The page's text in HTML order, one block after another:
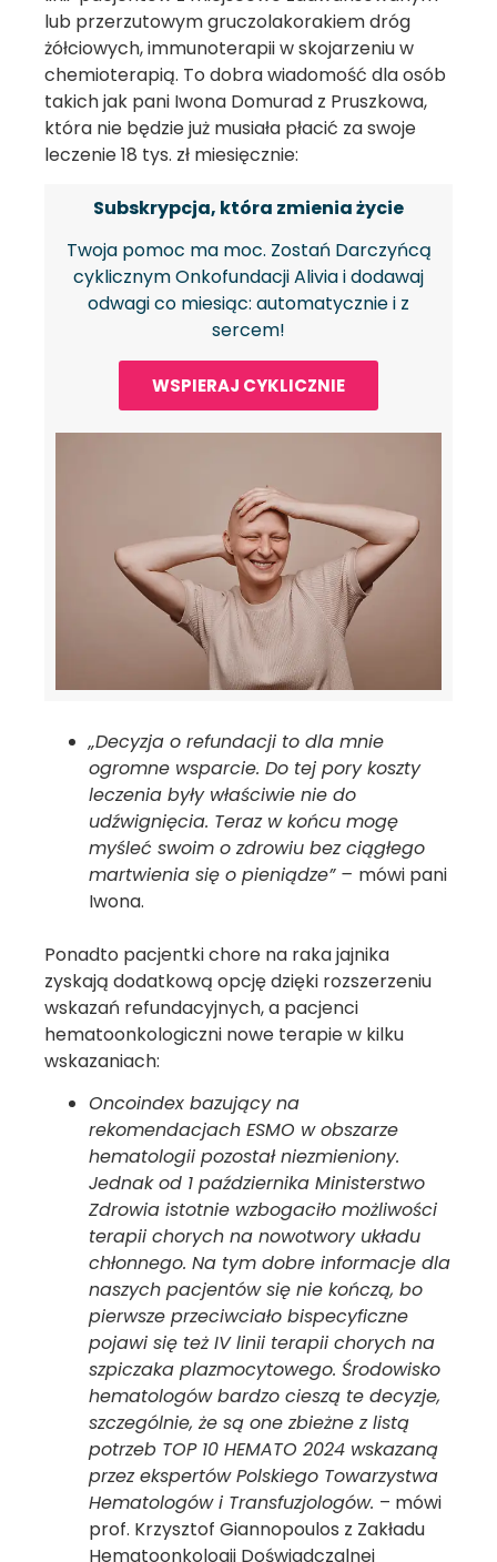
lub przerzutowym gruczolakorakiem dróg
żółciowych, immunoterapii w skojarzeniu w
chemioterapią. To dobra wiadomość dla osób
takich jak pani Iwona Domurad z Pruszkowa,
która nie będzie już musiała płacić za swoje
leczenie 18 tys. zł miesięcznie:
Subskrypcja, która zmienia życie
Twoja pomoc ma moc. Zostań Darczyńcą
cyklicznym Onkofundacji Alivia i dodawaj
odwagi co miesiąc: automatycznie i z
sercem!
WSPIERAJ CYKLICZNIE
„Decyzja o refundacji to dla mnie
ogromne wsparcie. Do tej pory koszty
leczenia były właściwie nie do
udźwignięcia. Teraz w końcu mogę
myśleć swoim o zdrowiu bez ciągłego
martwienia się o pieniądze” – mówi pani
Iwona.
Ponadto pacjentki chore na raka jajnika
zyskają dodatkową opcję dzięki rozszerzeniu
wskazań refundacyjnych, a pacjenci
hematoonkologiczni nowe terapie w kilku
wskazaniach:
Oncoindex bazujący na
rekomendacjach ESMO w obszarze
hematologii pozostał niezmieniony.
Jednak od 1 października Ministerstwo
Zdrowia istotnie wzbogaciło możliwości
terapii chorych na nowotwory układu
chłonnego. Na tym dobre informacje dla
naszych pacjentów się nie kończą, bo
pierwsze przeciwciało bispecyficzne
pojawi się też IV linii terapii chorych na
szpiczaka plazmocytowego. Środowisko
hematologów bardzo cieszą te decyzje,
szczególnie, że są one zbieżne z listą
potrzeb TOP 10 HEMATO 2024 wskazaną
przez ekspertów Polskiego Towarzystwa
Hematologów i Transfuzjologów. – mówi
prof. Krzysztof Giannopoulos z Zakładu
Hematoonkologii Doświadczalnej